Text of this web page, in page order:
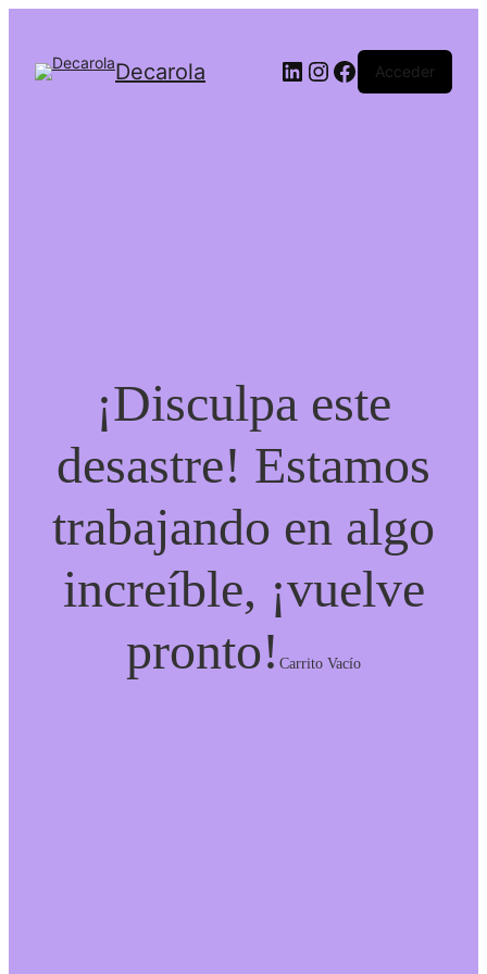
Decarola LinkedIn
Instagram
Facebook
Acceder
¡Disculpa este
desastre! Estamos
trabajando en algo
increíble, ¡vuelve
pronto!